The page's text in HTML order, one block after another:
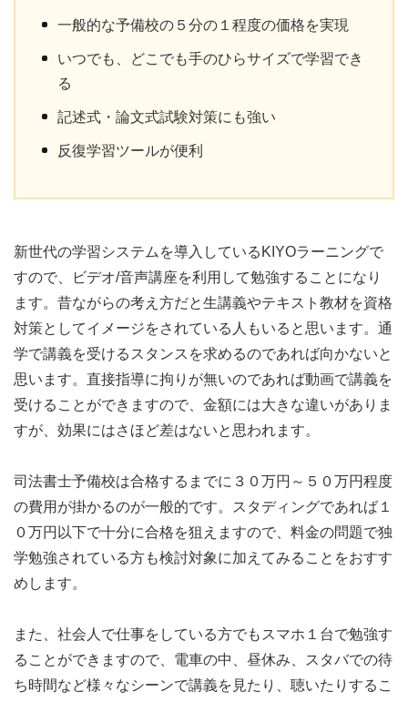
一般的な予備校の５分の１程度の価格を実現
いつでも、どこでも手のひらサイズで学習でき
る
記述式・論文式試験対策にも強い
反復学習ツールが便利
新世代の学習システムを導入しているKIYOラーニングで
すので、ビデオ/音声講座を利用して勉強することになり
ます。昔ながらの考え方だと生講義やテキスト教材を資格
対策としてイメージをされている人もいると思います。通
学で講義を受けるスタンスを求めるのであれば向かないと
思います。直接指導に拘りが無いのであれば動画で講義を
受けることができますので、金額には大きな違いがありま
すが、効果にはさほど差はないと思われます。
司法書士予備校は合格するまでに３０万円～５０万円程度
の費用が掛かるのが一般的です。スタディングであれば１
０万円以下で十分に合格を狙えますので、料金の問題で独
学勉強されている方も検討対象に加えてみることをおすす
めします。
また、社会人で仕事をしている方でもスマホ１台で勉強す
ることができますので、電車の中、昼休み、スタバでの待
ち時間など様々なシーンで講義を見たり、聴いたりするこ